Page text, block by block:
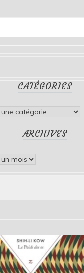
CATÉGORIES
ARCHIVES